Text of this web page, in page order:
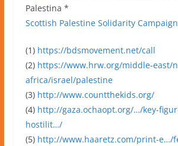
Palestina *
Scottish Palestine Solidarity Campaign
(1) https://bdsmovement.net/call
(2) https://www.hrw.org/middle-east/
africa/israel/palestine
(3) http://www.countthekids.org/
(4) http://gaza.ochaopt.org/…/key-
hostilit…/
(5) http://www.haaretz.com/print-e…/